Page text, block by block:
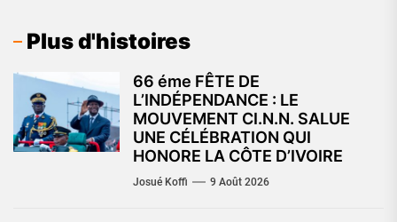
Plus d'histoires
66 éme FÊTE DE
L’INDÉPENDANCE : LE
MOUVEMENT CI.N.N. SALUE
UNE CÉLÉBRATION QUI
HONORE LA CÔTE D’IVOIRE
Josué Koffi 9 Août 2026